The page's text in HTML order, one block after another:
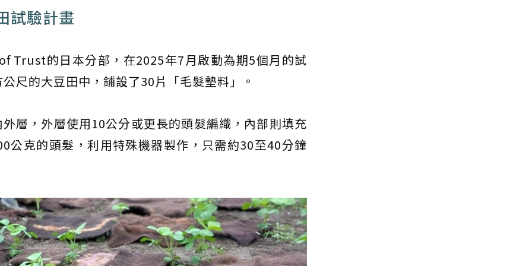
試驗計畫
Trust的日本分部，在2025年7月啟動為期5個月的試
尺的大豆田中，鋪設了30片「毛髮墊料」。
層，外層使用10公分或更長的頭髮編織，內部則填充
公克的頭髮，利用特殊機器製作，只需約30至40分鐘